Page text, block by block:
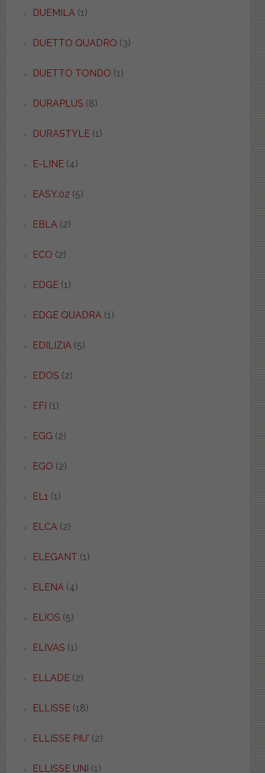
DUEMILA (1)
DUETTO QUADRO (3)
DUETTO TONDO (1)
DURAPLUS (8)
DURASTYLE(1)
E-LINE(4)
EASY.02 (5)
EBLA (2)
ECO (2)
EDGE(1)
EDGE QUADRA (1)
EDILIZIA (5)
EDOS (2)
EFI (1)
EGG (2)
EGO (2)
EL1 (1)
ELCA (2)
ELEGANT (1)
ELENA (4)
ELIOS (5)
ELIVAS (1)
ELLADE(2)
ELLISSE(18)
ELLISSE PIU' (2)
ELLISSE UNI (1)